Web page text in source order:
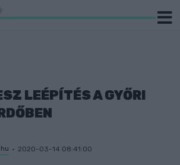
LEÉPÍTÉS A GYŐRI
2020-03-14 08:41:00